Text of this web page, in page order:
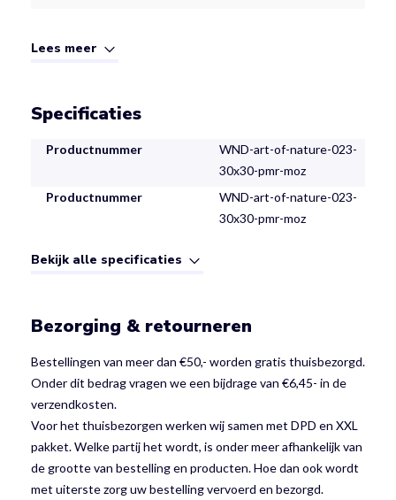
Lees meer
Specificaties
Productnummer
WND-art-of-nature-023-
30x30-pmr-moz
Productnummer
WND-art-of-nature-023-
30x30-pmr-moz
Bekijk alle specificaties
Bezorging & retourneren
Bestellingen van meer dan €50,- worden gratis thuisbezorgd.
Onder dit bedrag vragen we een bijdrage van €6,45- in de
verzendkosten.
Voor het thuisbezorgen werken wij samen met DPD en XXL
pakket. Welke partij het wordt, is onder meer afhankelijk van
de grootte van bestelling en producten. Hoe dan ook wordt
met uiterste zorg uw bestelling vervoerd en bezorgd.